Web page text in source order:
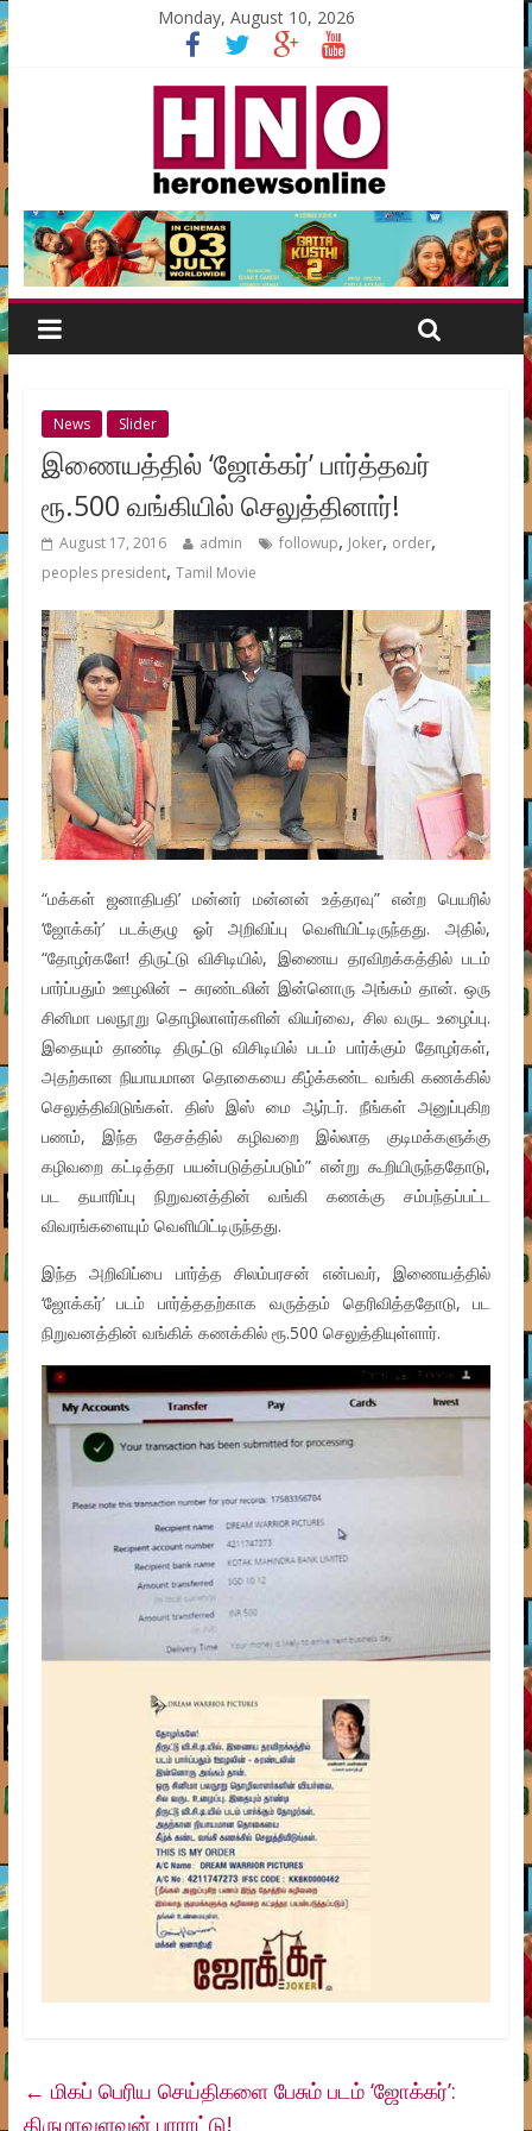
Monday, August 10, 2026
News Slider
இணையத்தில் ‘ஜோக்கர்’ பார்த்தவர்
ரூ.500 வங்கியில் செலுத்தினார்!
August 17, 2016 admin followup, Joker, order,
peoples president, Tamil Movie
“மக்கள் ஜனாதிபதி’ மன்னர் மன்னன் உத்தரவு” என்ற பெயரில்
‘ஜோக்கர்’ படக்குழு ஓர் அறிவிப்பு வெளியிட்டிருந்தது. அதில்,
“தோழர்களே! திருட்டு விசிடியில், இணைய தரவிறக்கத்தில் படம்
பார்ப்பதும் ஊழலின் – சுரண்டலின் இன்னொரு அங்கம் தான். ஒரு
சினிமா பலநூறு தொழிலாளர்களின் வியர்வை, சில வருட உழைப்பு.
இதையும் தாண்டி திருட்டு விசிடியில் படம் பார்க்கும் தோழர்கள்,
அதற்கான நியாயமான தொகையை கீழ்க்கண்ட வங்கி கணக்கில்
செலுத்திவிடுங்கள். திஸ் இஸ் மை ஆர்டர். நீங்கள் அனுப்புகிற
பணம், இந்த தேசத்தில் கழிவறை இல்லாத குடிமக்களுக்கு
கழிவறை கட்டித்தர பயன்படுத்தப்படும்” என்று கூறியிருந்ததோடு,
பட தயாரிப்பு நிறுவனத்தின் வங்கி கணக்கு சம்பந்தப்பட்ட
விவரங்களையும் வெளியிட்டிருந்தது.
இந்த அறிவிப்பை பார்த்த சிலம்பரசன் என்பவர், இணையத்தில்
‘ஜோக்கர்’ படம் பார்த்ததற்காக வருத்தம் தெரிவித்ததோடு, பட
நிறுவனத்தின் வங்கிக் கணக்கில் ரூ.500 செலுத்தியுள்ளார்.
← மிகப் பெரிய செய்திகளை பேசும் படம் ‘ஜோக்கர்’:
திருமாவளவன் பாராட்டு!